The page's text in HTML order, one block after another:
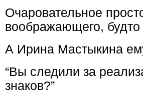
Очаровательное
воображающего,
А Ирина Мастыкина
“Вы следили за
знаков?”